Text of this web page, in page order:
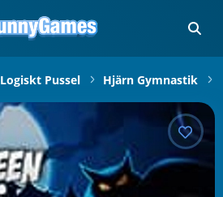
Logiskt Pussel Hjärn Gymnastik